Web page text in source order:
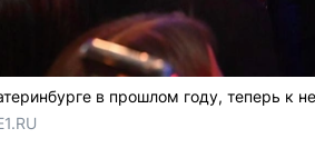
в прошлом году, теперь к